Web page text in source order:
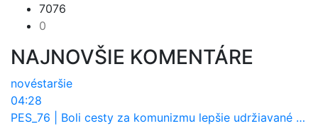
7076
0
NAJNOVŠIE KOMENTÁRE
novéstaršie
04:28
PES_76
Boli cesty za komunizmu lepšie udržiavané ako dnes?